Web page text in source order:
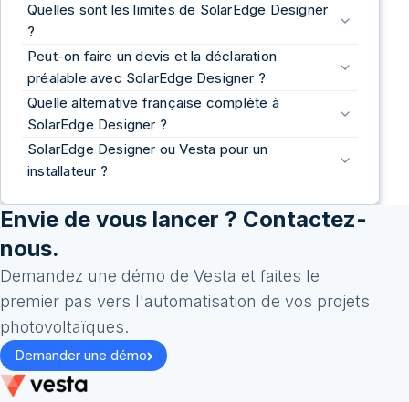
Quelles sont les limites de SolarEdge Designer
?
Peut-on faire un devis et la déclaration
préalable avec SolarEdge Designer ?
Quelle alternative française complète à
SolarEdge Designer ?
SolarEdge Designer ou Vesta pour un
installateur ?
Envie de vous lancer ? Contactez-
nous.
Demandez une démo de Vesta et faites le
premier pas vers l'automatisation de vos projets
photovoltaïques.
Demander une démo